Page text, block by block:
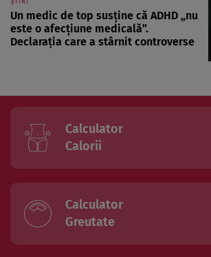
ȘTIRI
Un medic de top susține că ADHD „nu
este o afecțiune medicală”.
Declarația care a stârnit controverse
Calculator
Calorii
Calculator
Greutate